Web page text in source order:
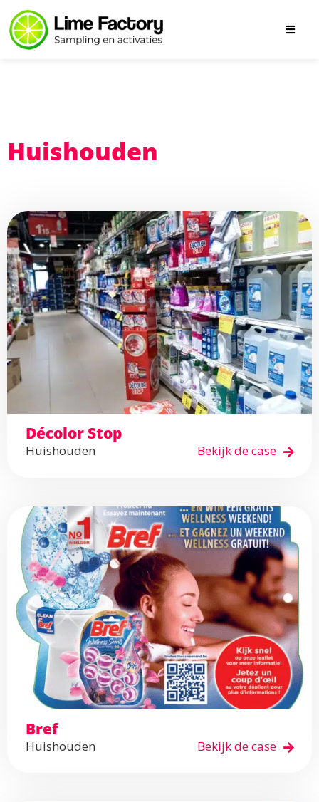
Huishouden
Décolor Stop
Huishouden Bekijk de case
Bref
Huishouden Bekijk de case